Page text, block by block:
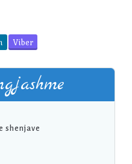
Viber
shenjave